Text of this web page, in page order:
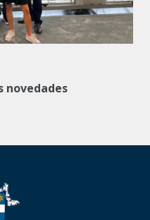
novedades